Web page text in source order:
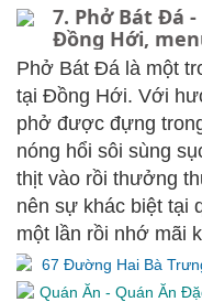
7. Phở Bát Đá
Đồng Hới,
Phở Bát Đá là một
tại Đồng Hới. Với
phở được đựng
nóng hổi sôi sùng
thịt vào rồi thưởng
nên sự khác biệt tại
một lần rồi nhớ mãi
67 Đường Hai Bà
Quán Ăn - Quán Ăn